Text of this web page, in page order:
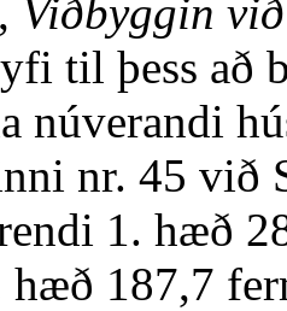
, Viðbyggin
til þess að
núverandi
nr. 45 við
1. hæð
hæð 187,7